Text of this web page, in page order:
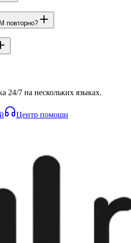
повторно?
7 на нескольких языках.
Центр помощи